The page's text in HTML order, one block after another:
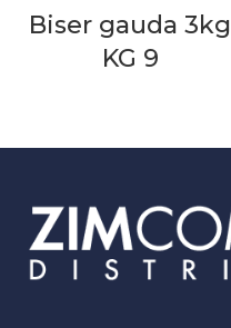
Biser gauda 3kg
KG 9